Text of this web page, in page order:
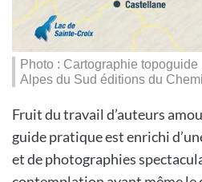
Photo : Cartographie
Alpes du Sud éditions du
Fruit du travail d’auteurs
guide pratique est enrichi
et de photographies